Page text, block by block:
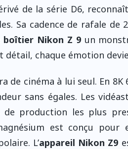
de la série D6,
Sa cadence de rafale de
boîtier Nikon Z 9un
détail, chaque émotion
de cinéma à lui seul. En
sans égales. Les
production les plus
est conçu pour
L’appareil Nikon Z9